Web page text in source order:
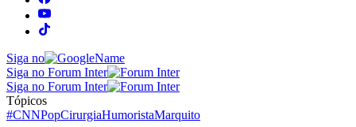
Siga no
Siga no Forum Inter
Siga no Forum Inter
Tópicos
#CNNPopCirurgiaHumoristaMarquito